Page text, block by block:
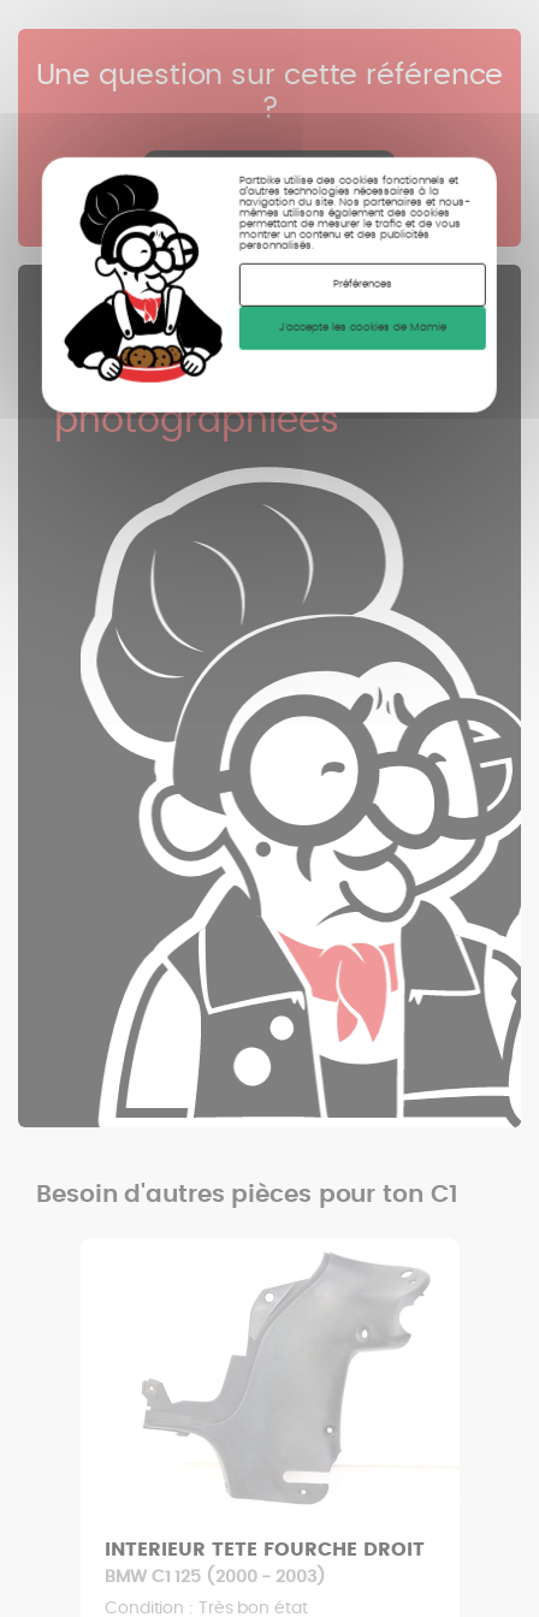
Partbike utilise des cookies fonctionnels et
d’autres technologies nécessaires à la
navigation du site. Nos partenaires et nous-
mêmes utilisons également des cookies
permettant de mesurer le trafic et de vous
montrer un contenu et des publicités
personnalisés.
Préférences
J'accepte les cookies de Mamie
Une question sur cette référence
?
Cliquez ici
Pièces Détachées
contrôlées
nettoyées
photographiées
Besoin d'autres pièces pour ton C1
RELAIS ELECTRIQUE
BMW C1 125 (2000 - 2003)
Condition : Très bon état